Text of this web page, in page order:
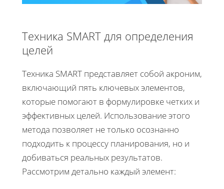
Техника SMART для определения
целей
Техника SMART представляет собой акроним,
включающий пять ключевых элементов,
которые помогают в формулировке четких и
эффективных целей. Использование этого
метода позволяет не только осознанно
подходить к процессу планирования, но и
добиваться реальных результатов.
Рассмотрим детально каждый элемент: